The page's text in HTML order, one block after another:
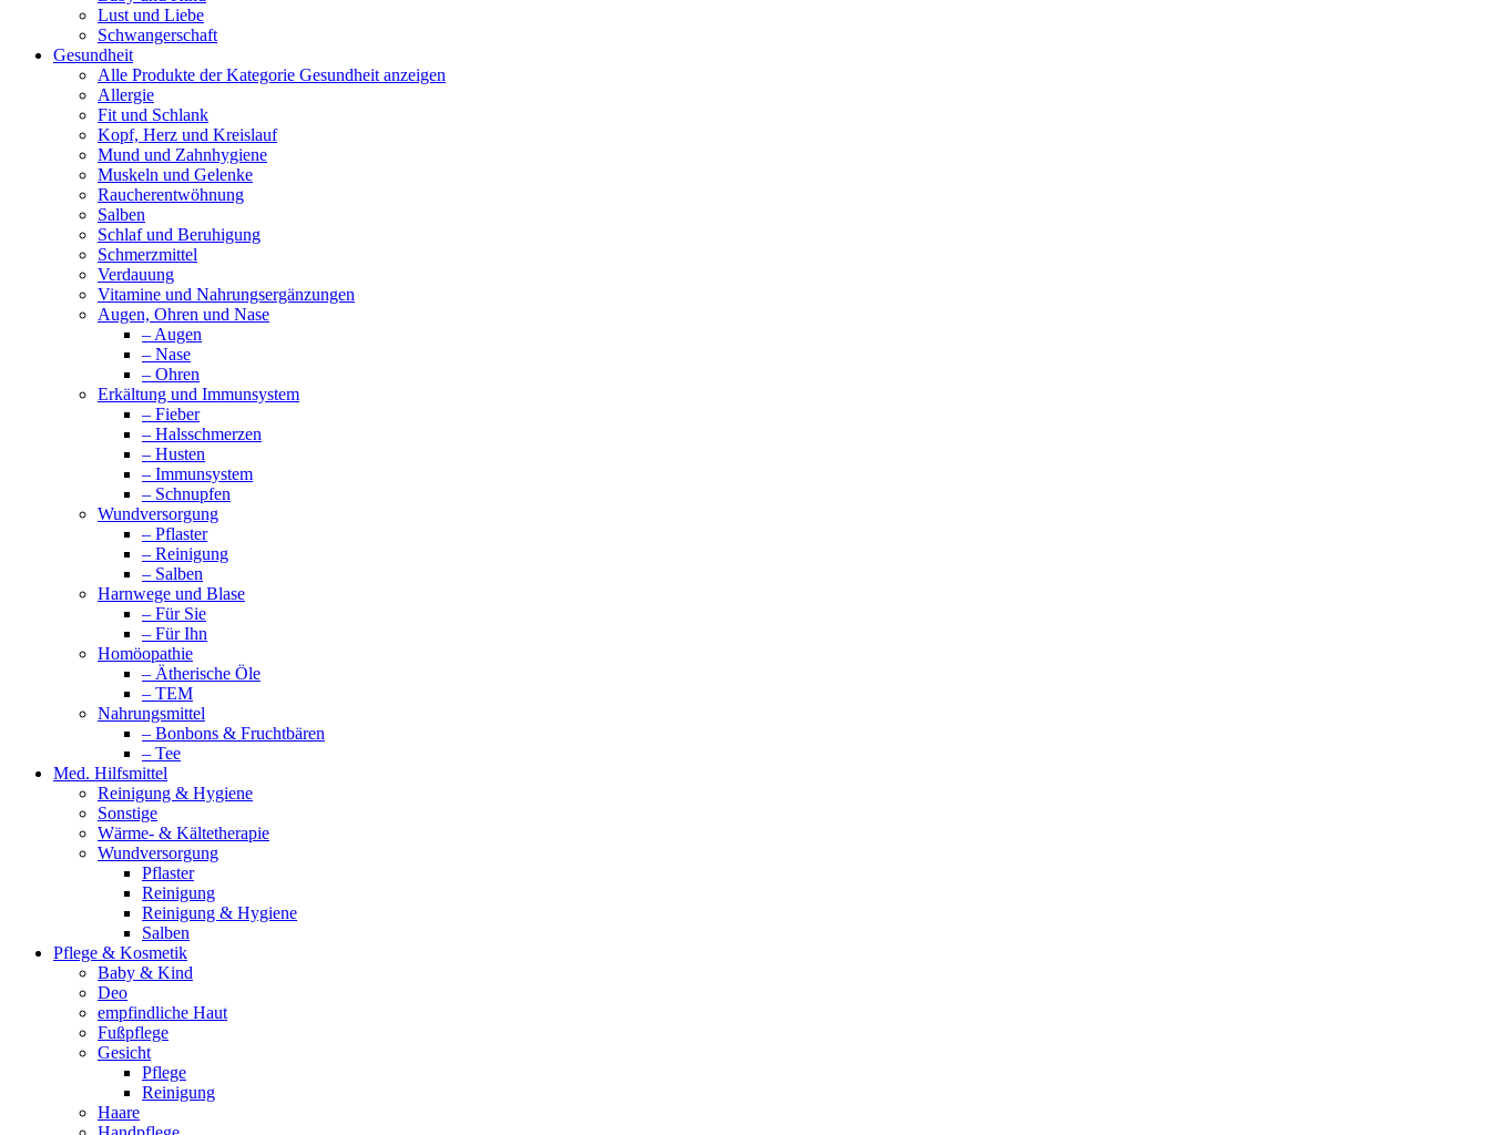
Lust und Liebe
Schwangerschaft
Gesundheit
Alle Produkte der Kategorie Gesundheit anzeigen
Allergie
Fit und Schlank
Kopf, Herz und Kreislauf
Mund und Zahnhygiene
Muskeln und Gelenke
Raucherentwöhnung
Salben
Schlaf und Beruhigung
Schmerzmittel
Verdauung
Vitamine und Nahrungsergänzungen
Augen, Ohren und Nase
– Augen
– Nase
– Ohren
Erkältung und Immunsystem
– Fieber
– Halsschmerzen
– Husten
– Immunsystem
– Schnupfen
Wundversorgung
– Pflaster
– Reinigung
– Salben
Harnwege und Blase
– Für Sie
– Für Ihn
Homöopathie
– Ätherische Öle
– TEM
Nahrungsmittel
– Bonbons & Fruchtbären
– Tee
Med. Hilfsmittel
Reinigung & Hygiene
Sonstige
Wärme- & Kältetherapie
Wundversorgung
Pflaster
Reinigung
Reinigung & Hygiene
Salben
Pflege & Kosmetik
Baby & Kind
Deo
empfindliche Haut
Fußpflege
Gesicht
Pflege
Reinigung
Haare